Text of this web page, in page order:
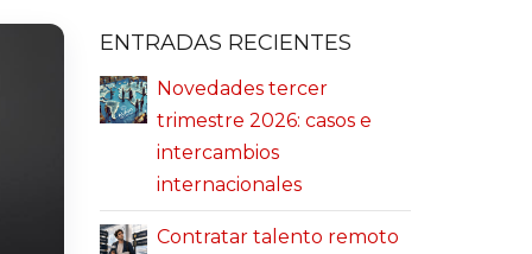
ENTRADAS RECIENTES
Novedades tercer
trimestre 2026: casos e
intercambios
internacionales
Contratar talento remoto